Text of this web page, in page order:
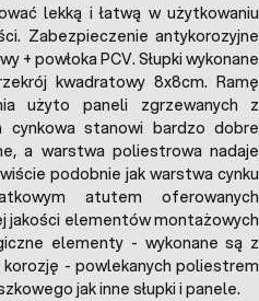
lekką i łatwą w użytkowaniu
Zabezpieczenie antykorozyjne
+ powłoka PCV. Słupki wykonane
kwadratowy 8x8cm. Ramę
użyto paneli zgrzewanych z
cynkowa stanowi bardzo dobre
a warstwa poliestrowa nadaje
podobnie jak warstwa cynku
atutem oferowanych
jakości elementów montażowych
elementy - wykonane są z
korozję - powlekanych poliestrem
jak inne słupki i panele.